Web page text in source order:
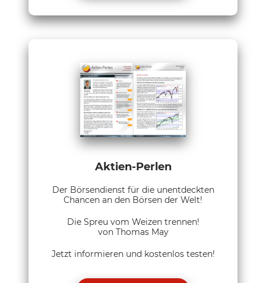
Aktien-Perlen
Der Börsendienst für die unentdeckten
Chancen an den Börsen der Welt!
Die Spreu vom Weizen trennen!
von Thomas May
Jetzt informieren und kostenlos testen!